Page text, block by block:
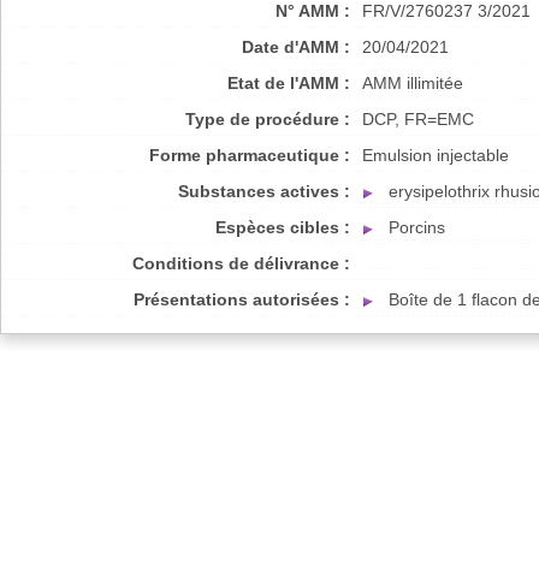
N° AMM :
FR/V/2760237 3/2021
Date d'AMM :
20/04/2021
Etat de l'AMM :
AMM illimitée
Type de procédure :
DCP, FR=EMC
Forme pharmaceutique :
Emulsion injectable
Substances actives :
erysipelothrix
Espèces cibles :
Porcins
Conditions de délivrance :
Présentations autorisées :
Boîte de 1 flacon